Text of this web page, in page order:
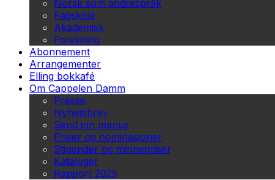
Norsk som andrespråk
Fagskole
Akademisk
Forskning
Abonnement
Arrangementer
Elling bokkafé
Om Cappelen Damm
Presse
Nyhetsbrev
Send inn manus
Priser og nominasjoner
Stipender og minnepriser
Kataloger
Rapport 2025